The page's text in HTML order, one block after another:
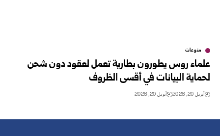
منوعات
علماء روس يطورون بطارية تعمل لعقود دون شحن
لحماية البيانات في أقسى الظروف
أبريل 20, 2026 أبريل 20, 2026